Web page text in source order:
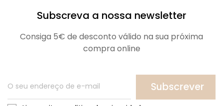
Subscreva a nossa newsletter
Consiga 5€ de desconto válido na sua próxima
compra online
Subscrever